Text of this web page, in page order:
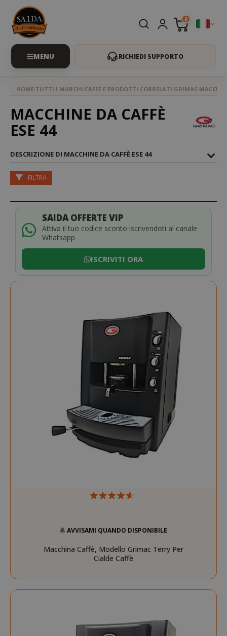
0
RICHIEDI SUPPORTO
HOME TUTTI I MARCHI CAFFÈ E PRODOTTI CORRELATI GRIMAC
MACCHINE DA CAFFÈ
ESE 44
DESCRIZIONE DI MACCHINE DA CAFFÈ ESE 44
SAIDA OFFERTE VIP
Attiva il tuo codice sconto iscrivendoti al canale
Whatsapp
ISCRIVITI ORA
AVVISAMI QUANDO DISPONIBILE
Macchina Caffè, Modello Grimac Terry Per
Cialde Caffè
FILTRA